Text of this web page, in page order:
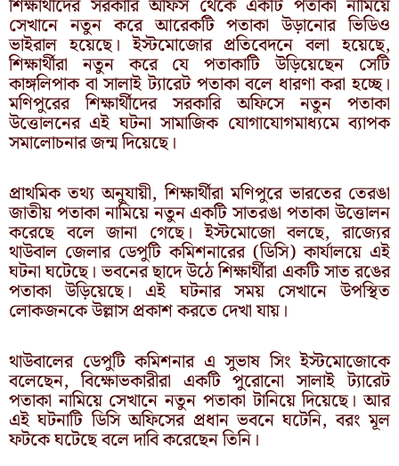
শিক্ষার্থীদের সরকারি অফিস থেকে একটি পতাকা নামিয়ে
সেখানে নতুন করে আরেকটি পতাকা উড়ানোর ভিডিও
ভাইরাল হয়েছে। ইস্টমোজোর প্রতিবেদনে বলা হয়েছে,
শিক্ষার্থীরা নতুন করে যে পতাকাটি উড়িয়েছেন সেটি
কাঙ্গলিপাক বা সালাই ট্যারেট পতাকা বলে ধারণা করা হচ্ছে।
মণিপুরের শিক্ষার্থীদের সরকারি অফিসে নতুন পতাকা
উত্তোলনের এই ঘটনা সামাজিক যোগাযোগমাধ্যমে ব্যাপক
সমালোচনার জন্ম দিয়েছে।
প্রাথমিক তথ্য অনুযায়ী, শিক্ষার্থীরা মণিপুরে ভারতের তেরঙা
জাতীয় পতাকা নামিয়ে নতুন একটি সাতরঙা পতাকা উত্তোলন
করেছে বলে জানা গেছে। ইস্টমোজো বলছে, রাজ্যের
থাউবাল জেলার ডেপুটি কমিশনারের (ডিসি) কার্যালয়ে এই
ঘটনা ঘটেছে। ভবনের ছাদে উঠে শিক্ষার্থীরা একটি সাত রঙের
পতাকা উড়িয়েছে। এই ঘটনার সময় সেখানে উপস্থিত
লোকজনকে উল্লাস প্রকাশ করতে দেখা যায়।
থাউবালের ডেপুটি কমিশনার এ সুভাষ সিং ইস্টমোজোকে
বলেছেন, বিক্ষোভকারীরা একটি পুরোনো সালাই ট্যারেট
পতাকা নামিয়ে সেখানে নতুন পতাকা টানিয়ে দিয়েছে। আর
এই ঘটনাটি ডিসি অফিসের প্রধান ভবনে ঘটেনি, বরং মূল
ফটকে ঘটেছে বলে দাবি করেছেন তিনি।